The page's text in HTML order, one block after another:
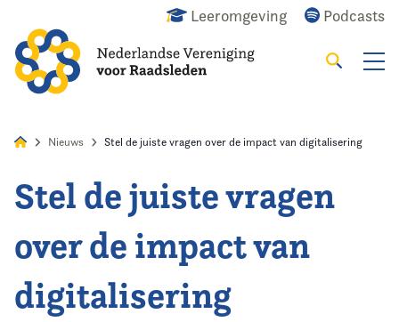
Leeromgeving Podcasts
Zoeken
Home
Agenda
Nieuws
Nieuws Stel de juiste vragen over de impact van digitalisering
Stel de juiste vragen
over de impact van
digitalisering